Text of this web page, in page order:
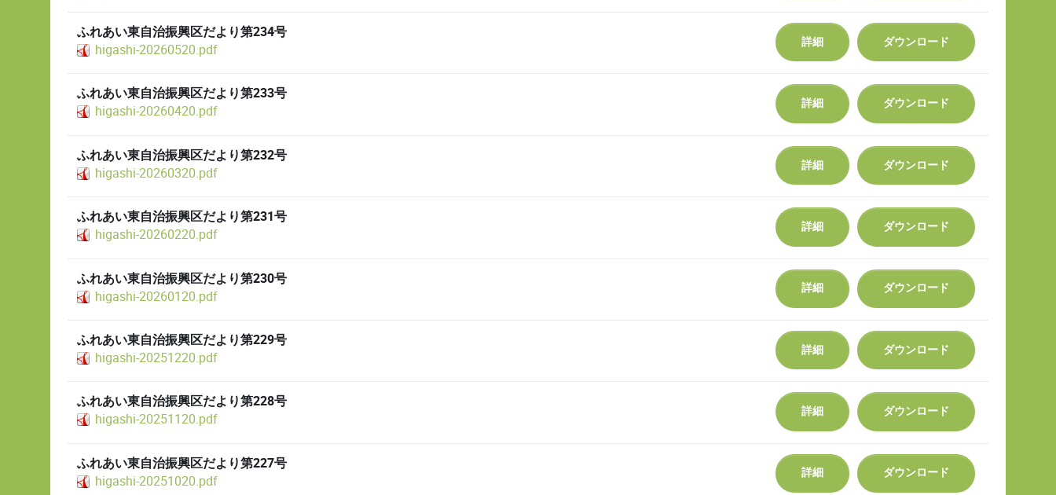
ふれあい東自治振興区だより第234号
higashi-20260520.pdf ダウンロード
詳細
ふれあい東自治振興区だより第233号
higashi-20260420.pdf ダウンロード
詳細
ふれあい東自治振興区だより第232号
higashi-20260320.pdf ダウンロード
詳細
ふれあい東自治振興区だより第231号
higashi-20260220.pdf ダウンロード
詳細
ふれあい東自治振興区だより第230号
higashi-20260120.pdf ダウンロード
詳細
ふれあい東自治振興区だより第229号
higashi-20251220.pdf ダウンロード
詳細
ふれあい東自治振興区だより第228号
higashi-20251120.pdf ダウンロード
詳細
ふれあい東自治振興区だより第227号
higashi-20251020.pdf ダウンロード
詳細